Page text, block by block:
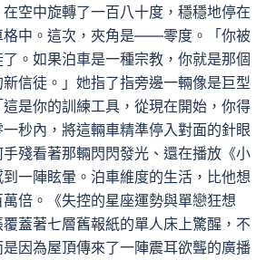
空中旋轉了一百八十度，穩穩地停在
格中。這次，夾角是——零度。「你被
。如果泊車是一種宗教，你就是那個
信徒。」她指了指旁邊一輛像是巨型
是你的訓練工具，從現在開始，你得
秒內，將這輛車精準停入對面的針眼
殘看著那輛閃閃發光、還在播放《小
一陣眩暈。泊車維度的生活，比他想
倍。《失控的星座運勢與單戀狂想
蓋著七層舊報紙的單人床上驚醒，不
是因為屋頂傳來了一陣震耳欲聾的廣播